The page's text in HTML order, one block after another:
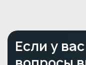
Если у